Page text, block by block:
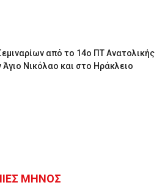
από το 14ο ΠΤ Ανατολικής
Άγιο Νικόλαο και στο Ηράκλειο
ΜΗΝΟΣ